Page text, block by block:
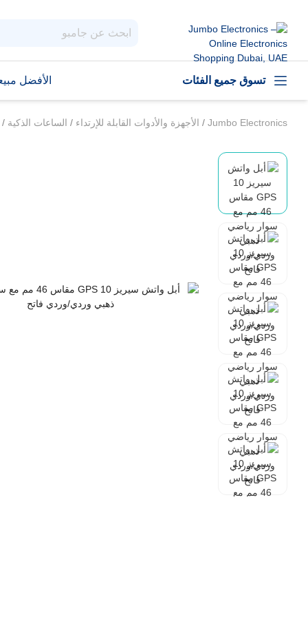
تسوق جميع الفئات الأفضل
Jumbo Electronics
/ الأجهزة والأدوات القابلة للإرتداء / الساعات الذكية /